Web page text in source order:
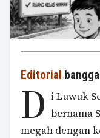
Editorial
D i Luwuk
bernama
megah dengan